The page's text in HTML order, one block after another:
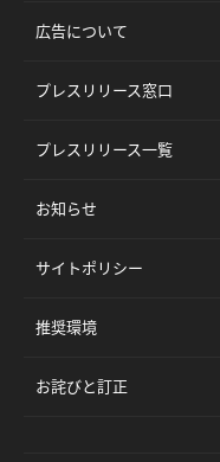
広告について
プレスリリース窓口
プレスリリース一覧
お知らせ
サイトポリシー
推奨環境
お詫びと訂正